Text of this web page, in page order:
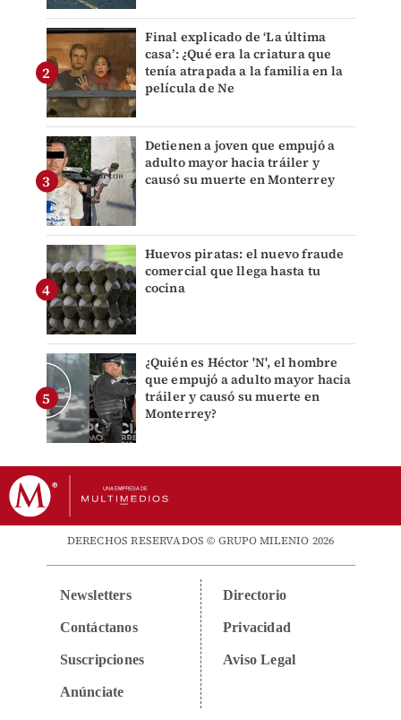
Final explicado de ‘La última
casa’: ¿Qué era la criatura que
tenía atrapada a la familia en la
película de Ne
Detienen a joven que empujó a
adulto mayor hacia tráiler y
causó su muerte en Monterrey
Huevos piratas: el nuevo fraude
comercial que llega hasta tu
cocina
¿Quién es Héctor 'N', el hombre
que empujó a adulto mayor hacia
tráiler y causó su muerte en
Monterrey?
DERECHOS RESERVADOS © GRUPO MILENIO 2026
Newsletters
Contáctanos
Suscripciones
Anúnciate
Directorio
Privacidad
Aviso Legal